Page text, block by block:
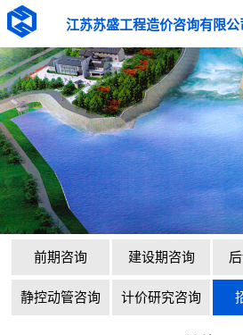
江苏苏盛工程造价咨询有限公
前期咨询 建设期咨询
静控动管咨询 计价研究咨询